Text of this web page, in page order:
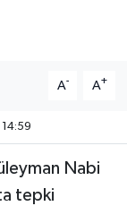
A- A+
14:59
Nabi
tepki